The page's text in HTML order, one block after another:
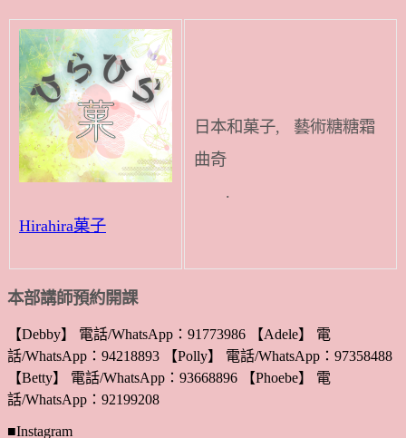
Hirahira菓子
日本和菓子, 藝術糖糖霜
曲奇
.
本部講師預約開課
【Debby】 電話/WhatsApp：91773986 【Adele】 電
話/WhatsApp：94218893 【Polly】 電話/WhatsApp：97358488
【Betty】 電話/WhatsApp：93668896 【Phoebe】 電
話/WhatsApp：92199208
■Instagram